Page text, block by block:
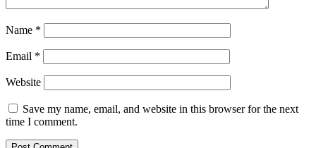
Name *
Email *
Website
Save my name, email, and website in this browser for the next
time I comment.